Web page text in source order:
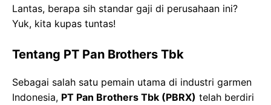
Lantas, berapa sih standar gaji di perusahaan ini?
Yuk, kita kupas tuntas!
Tentang PT Pan Brothers Tbk
Sebagai salah satu pemain utama di industri garmen
Indonesia, PT Pan Brothers Tbk (PBRX) telah berdiri